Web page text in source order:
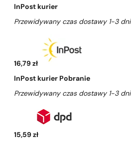
InPost kurier
Przewidywany czas dostawy 1-3 dni
16,79 zł
InPost kurier Pobranie
Przewidywany czas dostawy 1-3 dni
15,59 zł